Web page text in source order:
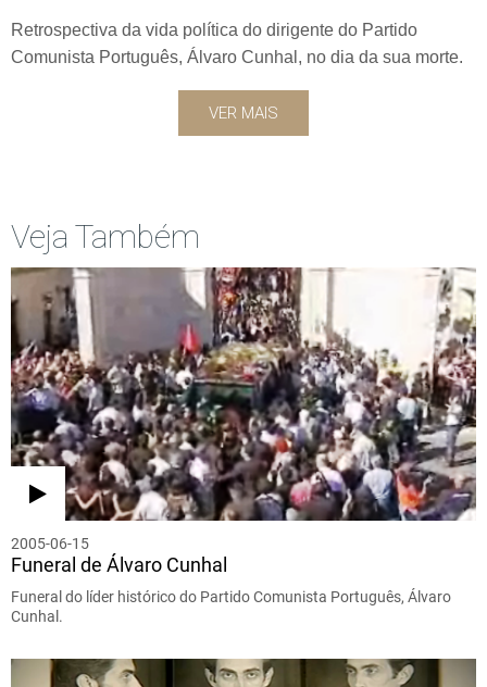
Retrospectiva da vida política do dirigente do Partido
Comunista Português, Álvaro Cunhal, no dia da sua morte.
VER MAIS
Veja Também
2005-06-15
Funeral de Álvaro Cunhal
Funeral do líder histórico do Partido Comunista Português, Álvaro
Cunhal.